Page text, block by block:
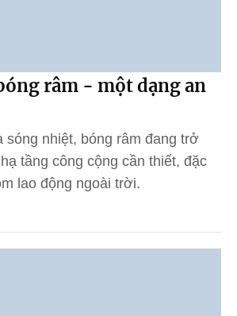
râm - một dạng an
sóng nhiệt, bóng râm đang trở
tầng công cộng cần thiết, đặc
lao động ngoài trời.